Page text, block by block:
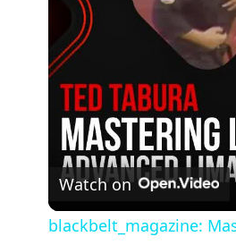
Watch on
blackbelt_magazine: